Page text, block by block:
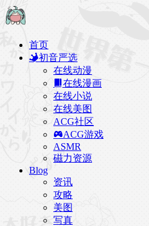
首页
初音严选
在线动漫
在线漫画
在线小说
在线美图
ACG社区
ACG游戏
ASMR
磁力资源
Blog
资讯
攻略
美图
写真